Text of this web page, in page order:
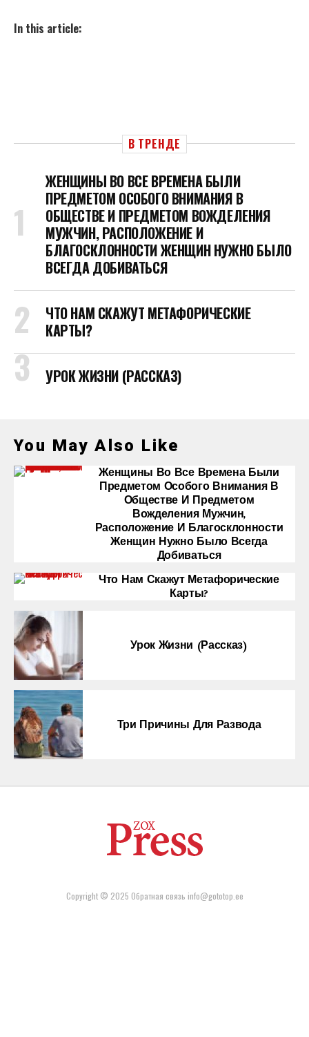
In this article:
В ТРЕНДЕ
ЖЕНЩИНЫ ВО ВСЕ ВРЕМЕНА БЫЛИ
ПРЕДМЕТОМ ОСОБОГО ВНИМАНИЯ В
ОБЩЕСТВЕ И ПРЕДМЕТОМ ВОЖДЕЛЕНИЯ
МУЖЧИН, РАСПОЛОЖЕНИЕ И
БЛАГОСКЛОННОСТИ ЖЕНЩИН НУЖНО БЫЛО
ВСЕГДА ДОБИВАТЬСЯ
ЧТО НАМ СКАЖУТ МЕТАФОРИЧЕСКИЕ
КАРТЫ?
УРОК ЖИЗНИ (РАССКАЗ)
You May Also Like
Женщины Во Все Времена Были
Предметом Особого Внимания В
Обществе И Предметом
Вожделения Мужчин,
Расположение И Благосклонности
Женщин Нужно Было Всегда
Добиваться
Что Нам Скажут Метафорические
Карты?
Урок Жизни (рассказ)
Три Причины Для Развода
Copyright © 2025 Обратная связь info@gototop.ee